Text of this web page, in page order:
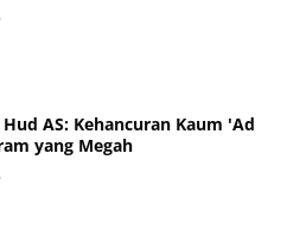
AS: Kehancuran Kaum 'Ad
yang Megah